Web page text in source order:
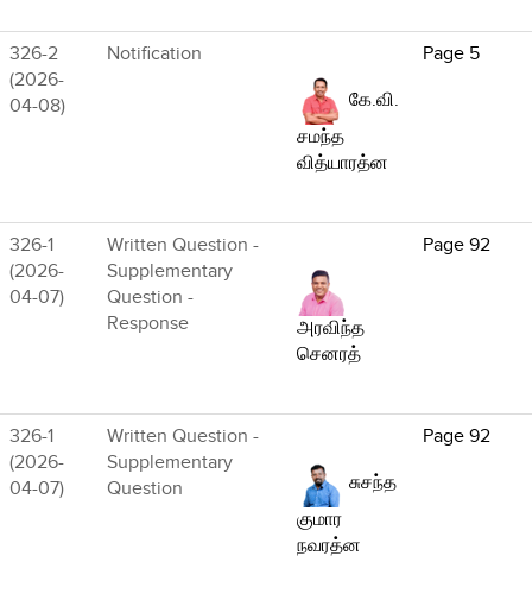
326-2
(2026-
04-08)
Notification
கே.வி.
சமந்த
வித்யாரத்ன
Page 5
326-1
(2026-
04-07)
Written Question -
Supplementary
Question -
Response
அரவிந்த
செனரத்
Page 92
326-1
(2026-
04-07)
Written Question -
Supplementary
Question
சுசந்த
குமார
நவரத்ன
Page 92